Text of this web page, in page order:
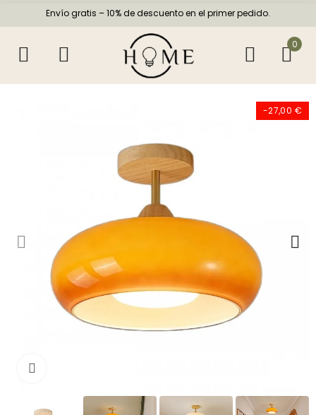
Envío gratis – 10% de descuento en el primer pedido.
0
-27,00 €